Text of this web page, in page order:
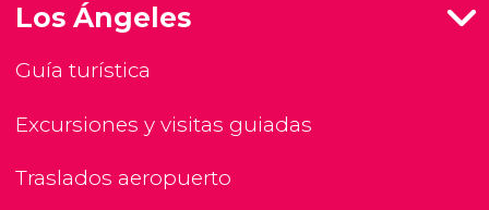
Los Ángeles
Guía turística
Excursiones y visitas guiadas
Traslados aeropuerto